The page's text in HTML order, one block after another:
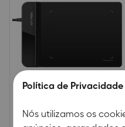
Política de Privacidade
Nós utilizamos os